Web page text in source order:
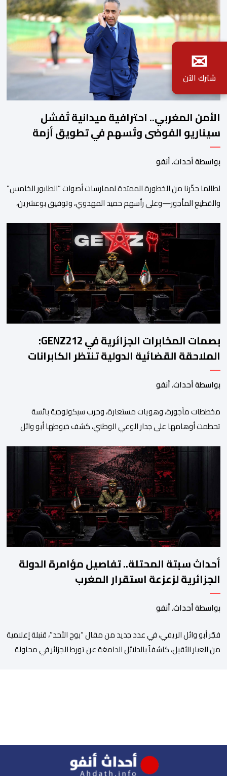
الأمن المغربي.. احترافية ميدانية تُفشل
سيناريو الفوضى وتُسهم في تطويق أزمة
سبتة
بواسطة أحداث. أنفو
لطالما حذّرنا من الخطورة الممتدة لممارسات أصوات “الطابور الخامس”
والقطيع المأجور—وعلى رأسهم حميد المهدوي، وتوفيق بوعشرين،
أخلاقيات العمل الصحفي ومقتضيات القانون الجنائي، عبر الاستغلال
المقيت لفقر وهشاشة بعض المواطنين وتوظيف انفعالاتهم لخدمة
أجندات التهييج وضرر استقرار الوطن. وجاء بوح “أبو وائل الريفي” هذا
الأحد ليؤكد حقيقة هذه […]
بصمات المخابرات الجزائرية في GENZ212:
الملاحقة القضائية الدولية تنتظر الكابرانات
بواسطة أحداث. أنفو
مخططات مأجورة، وهويات مستعارة، وحرب سيكولوجية بائسة
تحطمت أوهامها على جدار الوعي الوطني، كشف خيوطها أبو وائل
الأجهزة الأمنية المغربية لأحدث محاولات المخابرات العسكرية الجزائرية
استهداف امن المملكة واستقرارها. أكد أبو وائل الريفي أنه: “بعد
إجهاض مخططات الجارة التي تحركت سريعا عبر عملائها […]
أحداث سبتة المحتلة.. تفاصيل مؤامرة الدولة
الجزائرية لزعزعة استقرار المغرب
بواسطة أحداث. أنفو
فجَّر أبو وائل الريفي، في عدد جديد من مقال “بوح الأحد”، قنبلة إعلامية
من العيار الثقيل، كاشفاً بالدلائل الدامغة عن تورط الجزائر في محاولة
✉
شترك الآن